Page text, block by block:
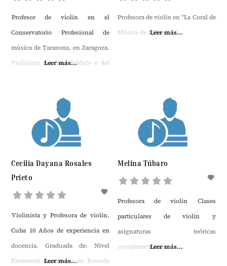
Profesor de violín en el
Conservatorio Profesional de
música de Tarazona, en Zaragoza.
Violinista del Trío Salduie y del
Leer más...
Profesora de violín en “La Coral de
Música de Bilbao”.
Leer más...
Cecilia Dayana Rosales
Prieto
Violinista y Profesora de violín.
Cuba 10 Años de experiencia en
docencia. Graduada de: Nivel
Elemental de Música en Escuela
Leer más...
Melina Túbaro
Profesora de violín Clases
particulares de violín y
asignaturas teóricas
complementarias.
Leer más...